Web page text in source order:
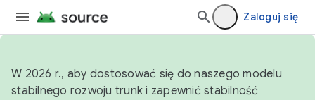
Zaloguj się
W 2026 r., aby dostosować się do naszego modelu
stabilnego rozwoju trunk i zapewnić stabilność